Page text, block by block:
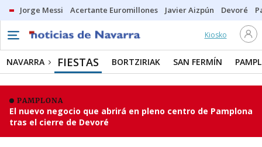
Jorge Messi Acertante Euromillones Javier Aizpún Devoré
Kiosko
NAVARRA FIESTAS BORTZIRIAK SAN FERMÍN
PAMPLONA
El nuevo negocio que abrirá en pleno centro de Pamplona
tras el cierre de Devoré